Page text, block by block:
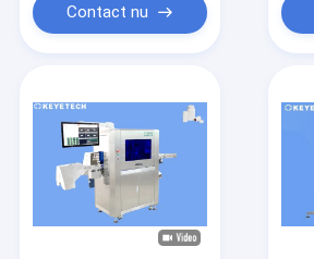
Producten
Ongeveer ons
Fabrieksreis
Contact nu